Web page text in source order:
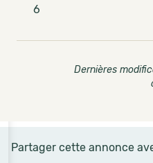
6
Dernières
Partager cette annonce